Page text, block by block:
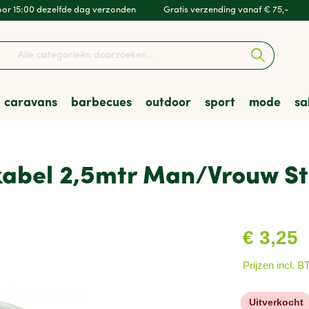
15:00 dezelfde dag verzonden Gratis verzending vanaf € 75,-
caravans barbecues outdoor sport mode
& Vervoer Veiligheid
Houtskoolbarbecues
Tenten
Zwemmen
2,5mtr Man/Vrouw
€ 3,25
Prijzen incl.
Uitverkocht